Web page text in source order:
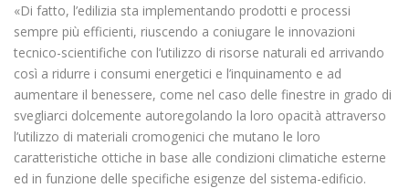
«Di fatto, l’edilizia sta implementando prodotti e processi
sempre più efficienti, riuscendo a coniugare le innovazioni
tecnico-scientifiche con l’utilizzo di risorse naturali ed arrivando
così a ridurre i consumi energetici e l’inquinamento e ad
aumentare il benessere, come nel caso delle finestre in grado di
svegliarci dolcemente autoregolando la loro opacità attraverso
l’utilizzo di materiali cromogenici che mutano le loro
caratteristiche ottiche in base alle condizioni climatiche esterne
ed in funzione delle specifiche esigenze del sistema-edificio.